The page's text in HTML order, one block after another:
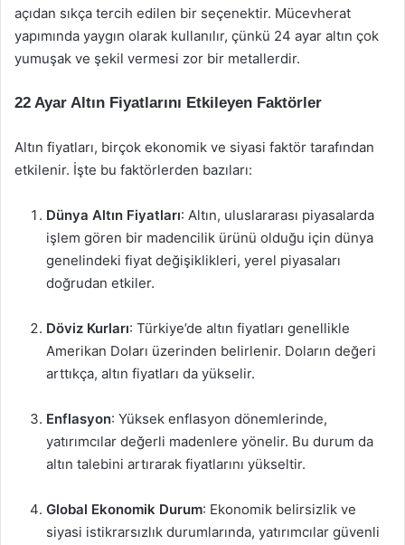
açıdan sıkça tercih edilen bir seçenektir. Mücevherat
yapımında yaygın olarak kullanılır, çünkü 24 ayar altın çok
yumuşak ve şekil vermesi zor bir metallerdir.
22 Ayar Altın Fiyatlarını Etkileyen Faktörler
Altın fiyatları, birçok ekonomik ve siyasi faktör tarafından
etkilenir. İşte bu faktörlerden bazıları:
Dünya Altın Fiyatları: Altın, uluslararası piyasalarda
işlem gören bir madencilik ürünü olduğu için dünya
genelindeki fiyat değişiklikleri, yerel piyasaları
doğrudan etkiler.
Döviz Kurları: Türkiye’de altın fiyatları genellikle
Amerikan Doları üzerinden belirlenir. Doların değeri
arttıkça, altın fiyatları da yükselir.
Enflasyon: Yüksek enflasyon dönemlerinde,
yatırımcılar değerli madenlere yönelir. Bu durum da
altın talebini artırarak fiyatlarını yükseltir.
Global Ekonomik Durum: Ekonomik belirsizlik ve
siyasi istikrarsızlık durumlarında, yatırımcılar güvenli